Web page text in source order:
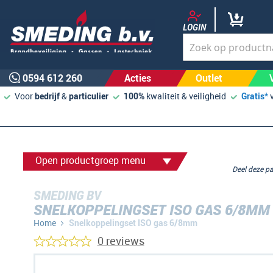
LOGIN
0594 612 260 Acties Outlet
Voorbedrijf&particulier 100% kwaliteit & veiligheid Gratis*
Open productgroep menu
SMEDING BV
SNELKOPPELINGSET ISO GAS 6/8MM
Home Snelkoppelingset ISO gas 6/8mm
Deel deze
0 reviews
Ga